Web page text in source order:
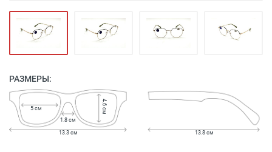
РАЗМЕРЫ:
1.8 см
5 см 4.6 см
13.3 см 13.8 см